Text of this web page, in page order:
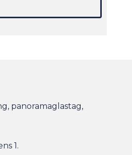
panoramaglastag,
1.